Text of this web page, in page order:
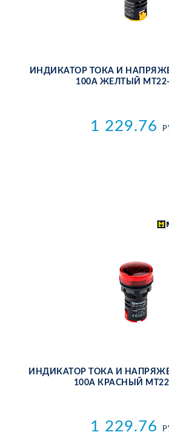
ИН­ДИ­КА­ТОР ТО­КА И
100A ЖЕЛ­ТЫЙ
1 229.76
ИН­ДИ­КА­ТОР ТО­КА И
100A КРАС­НЫЙ
1 229.76